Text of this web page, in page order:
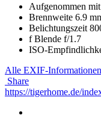
Aufgenommen mit
Brennweite 6.9
Belichtungszeit
f Blende f/1.7
ISO-
Alle EXIF-
Share
https://tigerhome.de/